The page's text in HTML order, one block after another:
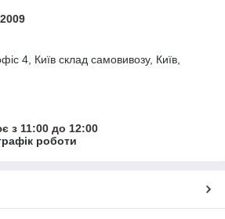
4, Київ склад самовивозу, Київ,
з 11:00 до 12:00
роботи